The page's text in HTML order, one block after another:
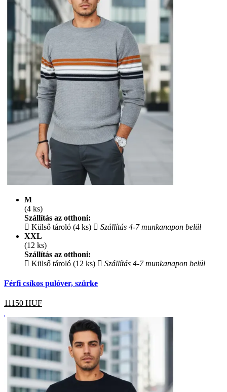
M
(4 ks)
Szállítás az otthoni:
Külső tároló (4 ks)
Szállítás 4-7 munkanapon belül
XXL
(12 ks)
Szállítás az otthoni:
Külső tároló (12 ks)
Szállítás 4-7 munkanapon belül
Férfi csíkos pulóver, szürke
11150 HUF